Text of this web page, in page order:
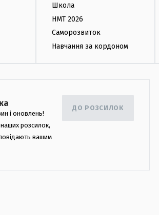
Школа
НМТ 2026
Саморозвиток
Навчання за кордоном
і оновлень!
наших розсилок,
вашим
ДО РОЗСИЛОК